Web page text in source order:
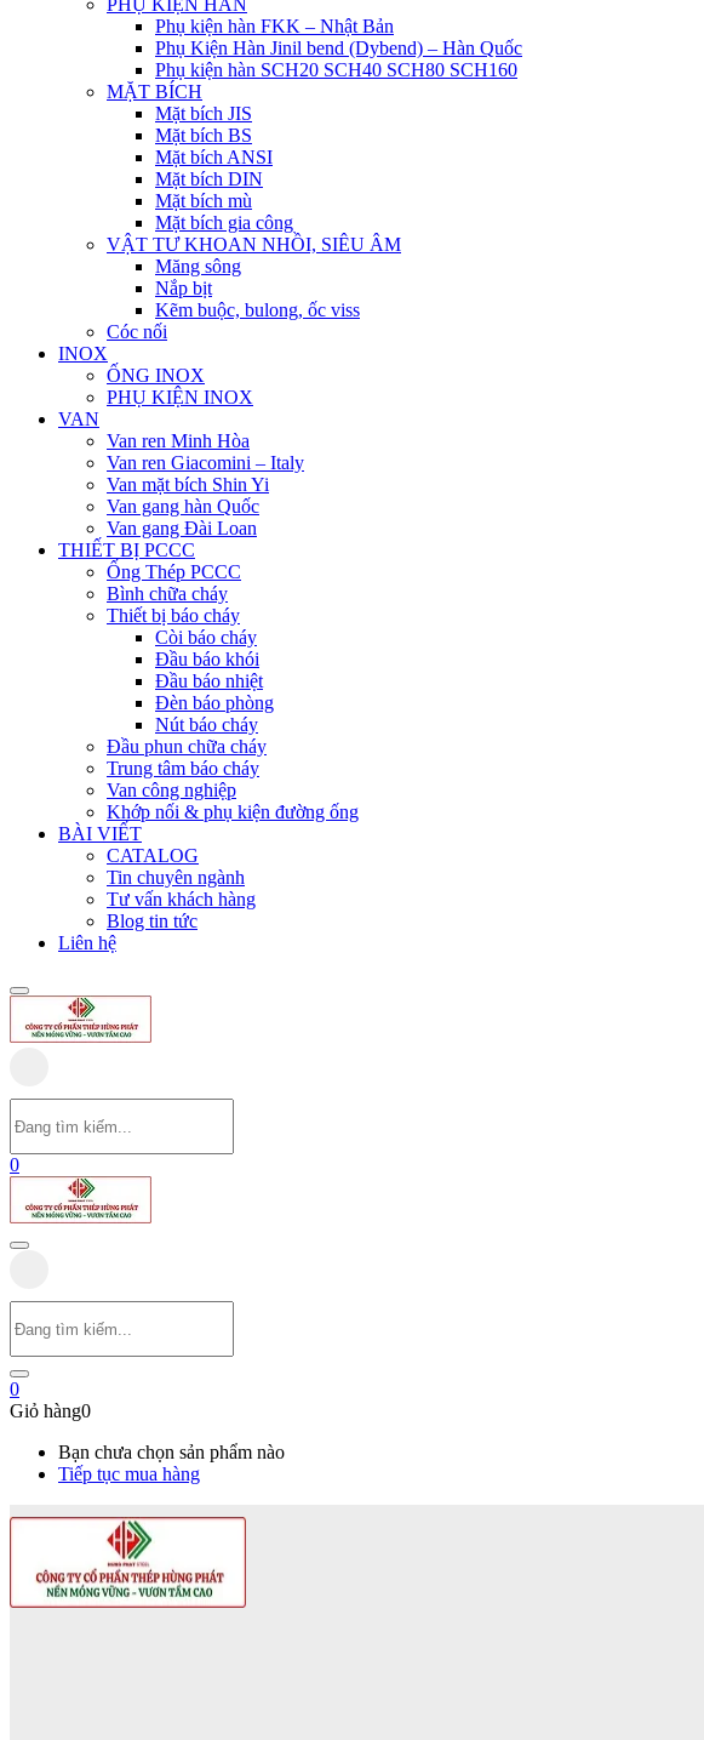
PHỤ KIỆN HÀN
Phụ kiện hàn FKK – Nhật Bản
Phụ Kiện Hàn Jinil bend (Dybend) – Hàn Quốc
Phụ kiện hàn SCH20 SCH40 SCH80 SCH160
MẶT BÍCH
Mặt bích JIS
Mặt bích BS
Mặt bích ANSI
Mặt bích DIN
Mặt bích mù
Mặt bích gia công
VẬT TƯ KHOAN NHỒI, SIÊU ÂM
Măng sông
Nắp bịt
Kẽm buộc, bulong, ốc viss
Cóc nối
INOX
ỐNG INOX
PHỤ KIỆN INOX
VAN
Van ren Minh Hòa
Van ren Giacomini – Italy
Van mặt bích Shin Yi
Van gang hàn Quốc
Van gang Đài Loan
THIẾT BỊ PCCC
Ống Thép PCCC
Bình chữa cháy
Thiết bị báo cháy
Còi báo cháy
Đầu báo khói
Đầu báo nhiệt
Đèn báo phòng
Nút báo cháy
Đầu phun chữa cháy
Trung tâm báo cháy
Van công nghiệp
Khớp nối & phụ kiện đường ống
BÀI VIẾT
CATALOG
Tin chuyên ngành
Tư vấn khách hàng
Blog tin tức
Liên hệ
0
0
Giỏ hàng0
Bạn chưa chọn sản phẩm nào
Tiếp tục mua hàng